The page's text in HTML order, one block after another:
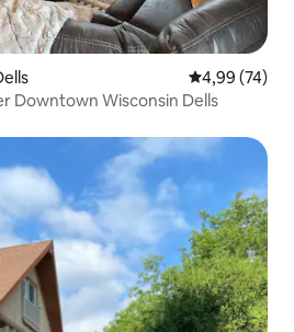
4,99 av 5 i
4,99 (74)
Downtown Wisconsin Dells